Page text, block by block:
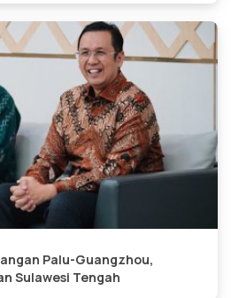
Palu-Guangzhou,
Sulawesi Tengah